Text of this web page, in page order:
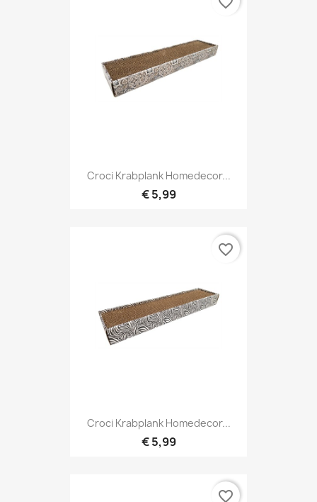
Croci Krabplank Homedecor...
€ 5,99
Croci Krabplank Homedecor...
€ 5,99
favorite_border
favorite_border